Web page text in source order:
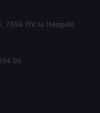
7556 HV te Hengelo
06